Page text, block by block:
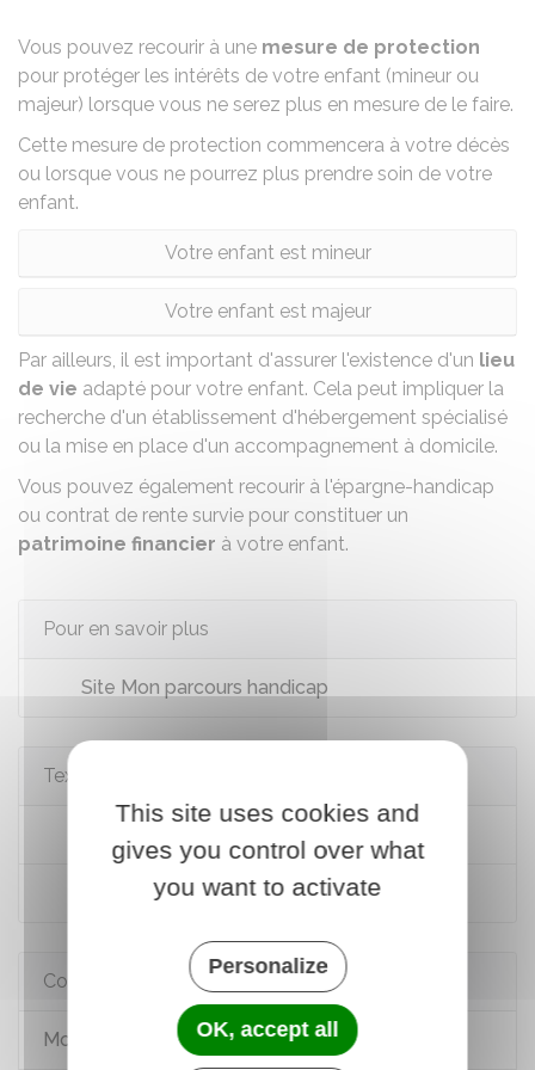
Vous pouvez recourir à une mesure de protection
pour protéger les intérêts de votre enfant (mineur ou
majeur) lorsque vous ne serez plus en mesure de le faire.
Cette mesure de protection commencera à votre décès
ou lorsque vous ne pourrez plus prendre soin de votre
enfant.
Votre enfant est mineur
Votre enfant est majeur
Par ailleurs, il est important d'assurer l'existence d'un lieu
de vie adapté pour votre enfant. Cela peut impliquer la
recherche d'un établissement d'hébergement spécialisé
ou la mise en place d'un accompagnement à domicile.
Vous pouvez également recourir à l'épargne-handicap
ou contrat de rente survie pour constituer un
patrimoine financier à votre enfant.
Pour en savoir plus
Site Mon parcours handicap
Textes de référence
Code civil : articles 477 à 488
Comment faire si...
Mon enfant est en situation de handicap
This site uses cookies and
gives you control over what
you want to activate
Personalize
OK, accept all